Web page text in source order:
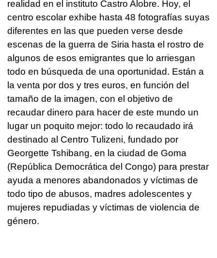
realidad en el instituto Castro Alobre. Hoy, el
centro escolar exhibe hasta 48 fotografías suyas
diferentes en las que pueden verse desde
escenas de la guerra de Siria hasta el rostro de
algunos de esos emigrantes que lo arriesgan
todo en búsqueda de una oportunidad. Están a
la venta por dos y tres euros, en función del
tamaño de la imagen, con el objetivo de
recaudar dinero para hacer de este mundo un
lugar un poquito mejor: todo lo recaudado irá
destinado al Centro Tulizeni, fundado por
Georgette Tshibang, en la ciudad de Goma
(República Democrática del Congo) para prestar
ayuda a menores abandonados y víctimas de
todo tipo de abusos, madres adolescentes y
mujeres repudiadas y víctimas de violencia de
género.